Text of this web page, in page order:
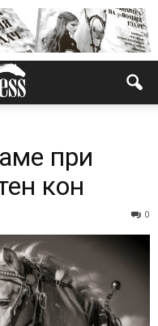
при
кон
0